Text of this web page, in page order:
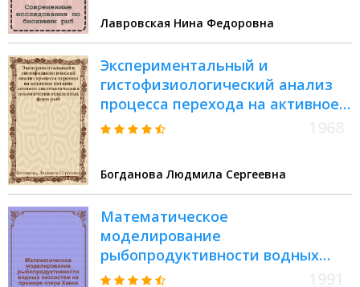
Лавровская Нина Федоровна
Экспериментальный и
гистофизиологический анализ
процесса перехода на активное
питание личинок
Автореферат дис. на соискание
учен. степени канд. биол. наук :
(100)
Богданова Людмила Сергеевна
Математическое
моделирование
рыбопродуктивности водных
экосистем на примере озера